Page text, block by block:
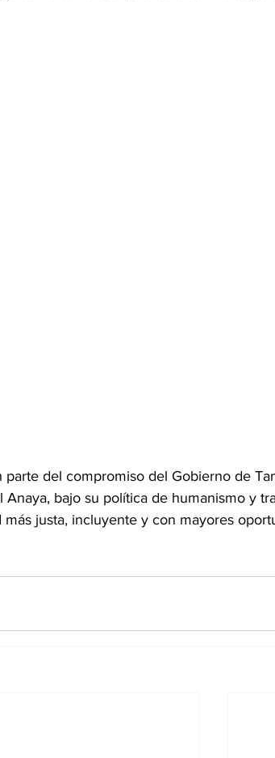
parte del compromiso del Gobierno de
bajo su política de humanismo y
justa, incluyente y con mayores